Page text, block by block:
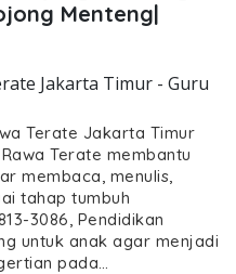
Menteng|
Jakarta Timur - Guru
Terate Jakarta Timur
Terate membantu
membaca, menulis,
tahap tumbuh
3086, Pendidikan
untuk anak agar menjadi
pada…